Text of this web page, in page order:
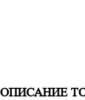
ОПИСАНИЕ